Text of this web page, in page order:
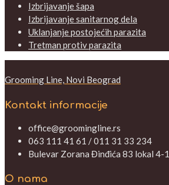
Izbrijavanje šapa
Izbrijavanje sanitarnog dela
Uklanjanje postojećih parazita
Tretman protiv parazita
Grooming Line, Novi Beograd
Kontakt informacije
office@groomingline.rs
063 111 41 61 / 011 31 33 234
Bulevar Zorana Đinđića 83 lokal 4-1
O nama